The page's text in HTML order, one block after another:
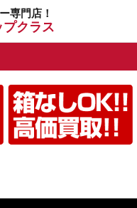
専門店！
クラス